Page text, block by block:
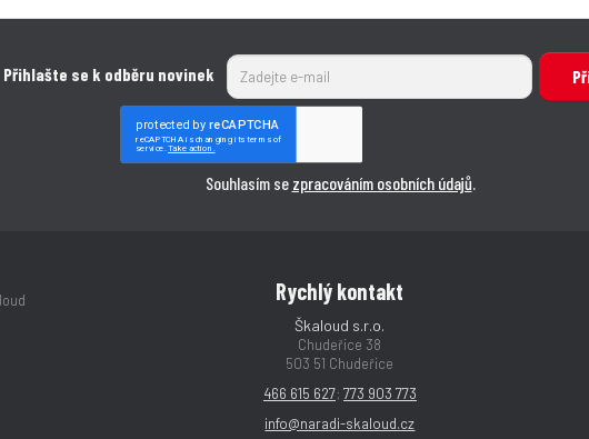
Přihlašte se k odběru novinek
Souhlasím se zpracováním osobních údajů
Rychlý kontakt
Škaloud s.r.o.
Chudeřice 38
503 51 Chudeřice
466 615 627; 773 903 773
info@naradi-skaloud.cz